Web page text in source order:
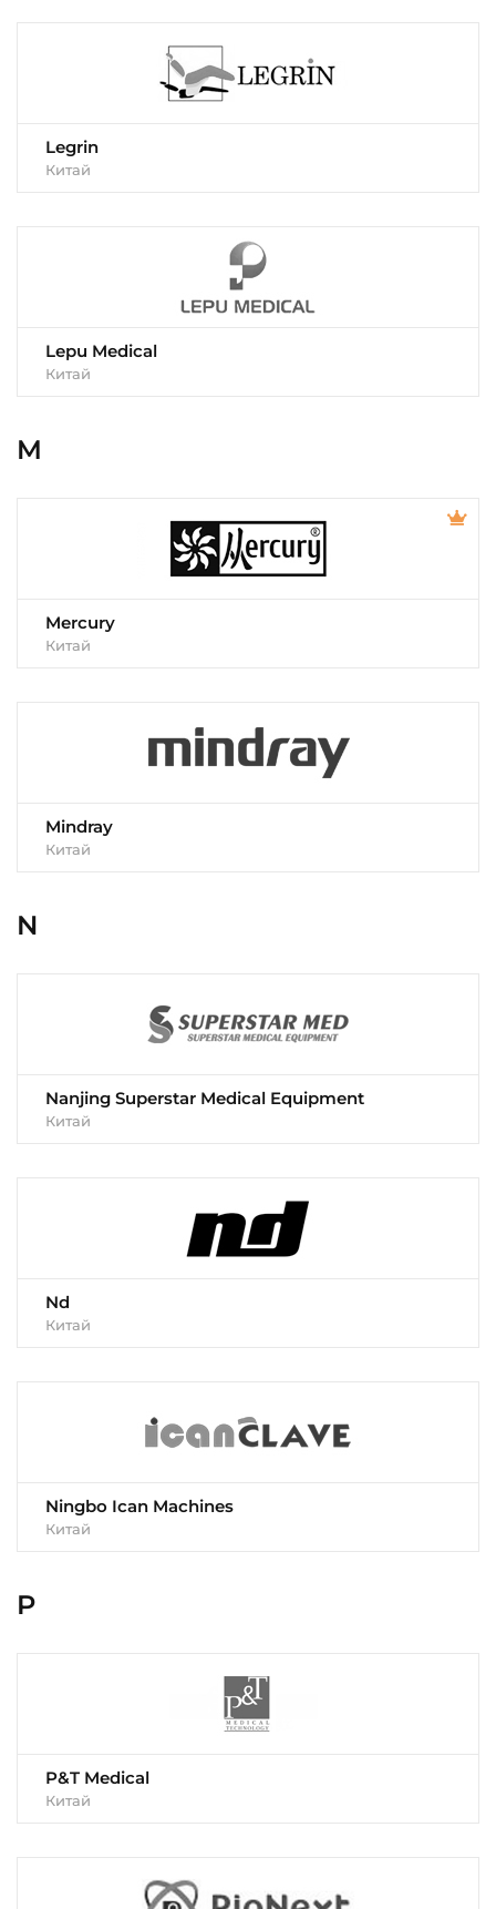
Legrin
Китай
Lepu Medical
Китай
M
Mercury
Китай
Mindray
Китай
N
Nanjing Superstar Medical Equipment
Китай
Nd
Китай
Ningbo Ican Machines
Китай
P
P&T Medical
Китай